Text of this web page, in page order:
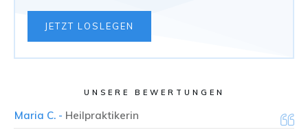
JETZT LOSLEGEN
UNSERE BEWERTUNGEN
Maria C. - Heilpraktikerin